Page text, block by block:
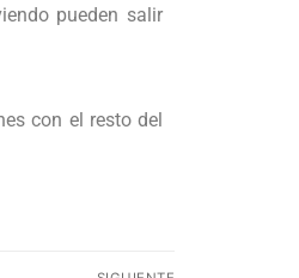
pueden salir
con el resto del